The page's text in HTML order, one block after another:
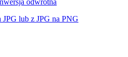
odwrotna
lub z JPG na PNG